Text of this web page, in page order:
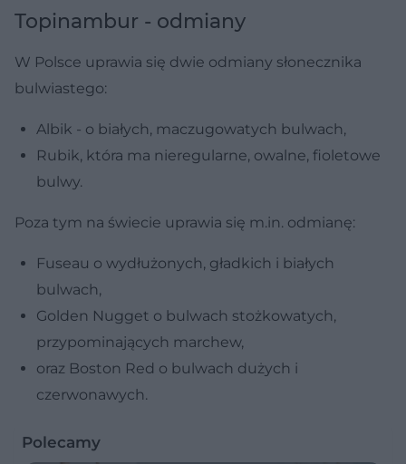
Topinambur - odmiany
W Polsce uprawia się dwie odmiany słonecznika
bulwiastego:
Albik - o białych, maczugowatych bulwach,
Rubik, która ma nieregularne, owalne, fioletowe
bulwy.
Poza tym na świecie uprawia się m.in. odmianę:
Fuseau o wydłużonych, gładkich i białych
bulwach,
Golden Nugget o bulwach stożkowatych,
przypominających marchew,
oraz Boston Red o bulwach dużych i
czerwonawych.
Polecamy